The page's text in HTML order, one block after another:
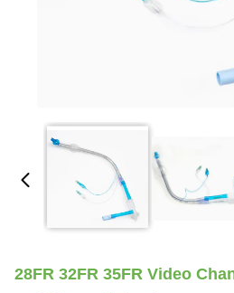
28FR 32FR 35FR Video